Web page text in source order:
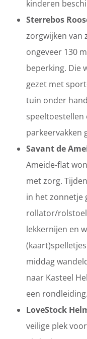
kinderen
Sterrebos
zorgwijken van
ongeveer 130
beperking. Die
gezet met
tuin onder
speeltoestellen
parkeervakken
Savant de
Ameide-flat
met zorg.
in het zonnetje
rollator/
lekkernijen en
middag
naar Kasteel
een rondleiding.
LoveStock
veilige plek